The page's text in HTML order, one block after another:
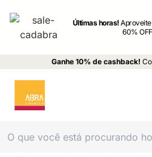
Últimas horas!
60% OFF
Ganhe 10% de cashback!